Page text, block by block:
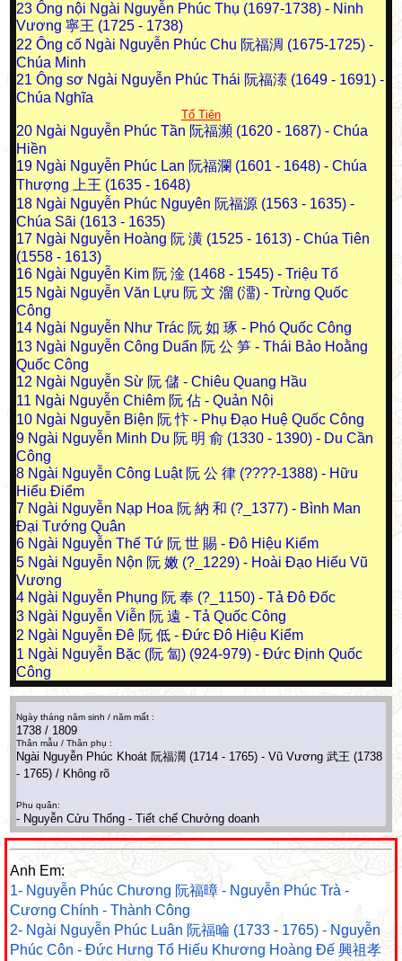
23 Ông nội Ngài Nguyễn Phúc Thụ (1697-1738) - Ninh
Vương 寧王 (1725 - 1738)
22 Ông cố Ngài Nguyễn Phúc Chu 阮福淍 (1675-1725) -
Chúa Minh
21 Ông sơ Ngài Nguyễn Phúc Thái 阮福溙 (1649 - 1691) -
Chúa Nghĩa
Tổ Tiên
20 Ngài Nguyễn Phúc Tần 阮福瀕 (1620 - 1687) - Chúa
Hiền
19 Ngài Nguyễn Phúc Lan 阮福瀾 (1601 - 1648) - Chúa
Thượng 上王 (1635 - 1648)
18 Ngài Nguyễn Phúc Nguyên 阮福源 (1563 - 1635) -
Chúa Sãi (1613 - 1635)
17 Ngài Nguyễn Hoàng 阮 潢 (1525 - 1613) - Chúa Tiên
(1558 - 1613)
16 Ngài Nguyễn Kim 阮 淦 (1468 - 1545) - Triệu Tổ
15 Ngài Nguyễn Văn Lựu 阮 文 溜 (澑) - Trừng Quốc
Công
14 Ngài Nguyễn Như Trác 阮 如 琢 - Phó Quốc Công
13 Ngài Nguyễn Công Duẩn 阮 公 笋 - Thái Bảo Hoằng
Quốc Công
12 Ngài Nguyễn Sừ 阮 儲 - Chiêu Quang Hầu
11 Ngài Nguyễn Chiêm 阮 佔 - Quản Nội
10 Ngài Nguyễn Biện 阮 忭 - Phụ Đạo Huệ Quốc Công
9 Ngài Nguyễn Minh Du 阮 明 俞 (1330 - 1390) - Du Cần
Công
8 Ngài Nguyễn Công Luật 阮 公 律 (????-1388) - Hữu
Hiểu Điểm
7 Ngài Nguyễn Nạp Hoa 阮 納 和 (?_1377) - Bình Man
Đại Tướng Quân
6 Ngài Nguyễn Thế Tứ 阮 世 賜 - Đô Hiệu Kiểm
5 Ngài Nguyễn Nộn 阮 嫩 (?_1229) - Hoài Đạo Hiếu Vũ
Vương
4 Ngài Nguyễn Phụng 阮 奉 (?_1150) - Tả Đô Đốc
3 Ngài Nguyễn Viễn 阮 遠 - Tả Quốc Công
2 Ngài Nguyễn Đê 阮 低 - Đức Đô Hiệu Kiểm
1 Ngài Nguyễn Bặc (阮 匐) (924-979) - Đức Định Quốc
Công
Ngày tháng năm sinh / năm mất :
1738 / 1809
Thân mẫu / Thân phụ :
Ngài Nguyễn Phúc Khoát 阮福濶 (1714 - 1765) - Vũ Vương 武王 (1738
- 1765) / Không rõ
Phu quân:
- Nguyễn Cửu Thống - Tiết chế Chưởng doanh
Anh Em:
1- Nguyễn Phúc Chương 阮福暲 - Nguyễn Phúc Trà -
Cương Chính - Thành Công
2- Ngài Nguyễn Phúc Luân 阮福㫻 (1733 - 1765) - Nguyễn
Phúc Côn - Đức Hưng Tổ Hiếu Khương Hoàng Đế 興祖孝